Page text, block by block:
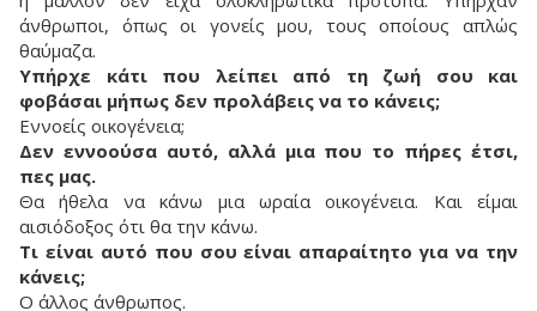
άνθρωποι, όπως οι γονείς μου, τους οποίους απλώς
θαύμαζα.
Υπήρχε κάτι που λείπει από τη ζωή σου και
φοβάσαι μήπως δεν προλάβεις να το κάνεις;
Εννοείς οικογένεια;
Δεν εννοούσα αυτό, αλλά μια που το πήρες έτσι,
πες μας.
Θα ήθελα να κάνω μια ωραία οικογένεια. Και είμαι
αισιόδοξος ότι θα την κάνω.
Τι είναι αυτό που σου είναι απαραίτητο για να την
κάνεις;
Ο άλλος άνθρωπος.